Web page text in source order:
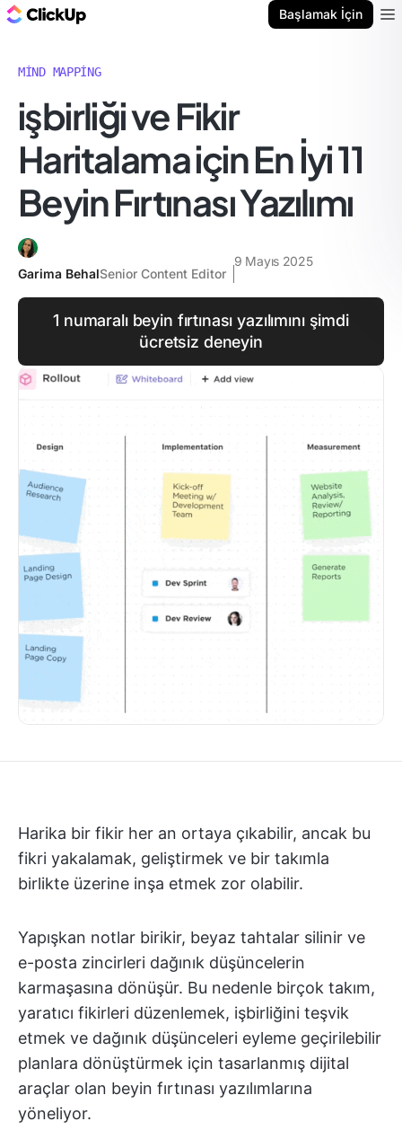
Başlamak İçin
MIND MAPPING
i̇şbirliği ve Fikir
Haritalama için En İyi 11
Beyin Fırtınası Yazılımı
Garima BehalSenior Content Editor
9 Mayıs 2025
1 numaralı beyin fırtınası yazılımını şimdi
ücretsiz deneyin
Harika bir fikir her an ortaya çıkabilir, ancak bu
fikri yakalamak, geliştirmek ve bir takımla
birlikte üzerine inşa etmek zor olabilir.
Yapışkan notlar birikir, beyaz tahtalar silinir ve
e-posta zincirleri dağınık düşüncelerin
karmaşasına dönüşür. Bu nedenle birçok takım,
yaratıcı fikirleri düzenlemek, işbirliğini teşvik
etmek ve dağınık düşünceleri eyleme geçirilebilir
planlara dönüştürmek için tasarlanmış dijital
araçlar olan beyin fırtınası yazılımlarına
yöneliyor.